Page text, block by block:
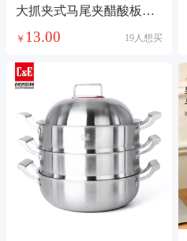
大抓夹式马尾夹醋酸板材
抓夹女后脑发夹
￥ 13.00 19人想买